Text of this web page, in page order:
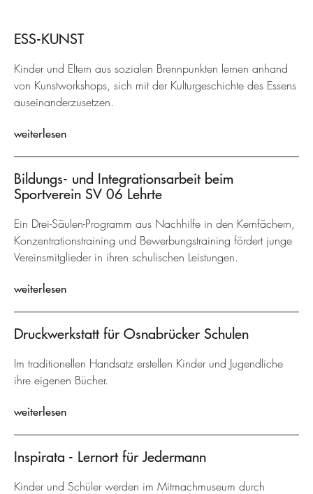
ESS-KUNST
Kinder und Eltern aus sozialen Brennpunkten lernen anhand
von Kunstworkshops, sich mit der Kulturgeschichte des Essens
auseinanderzusetzen.
weiterlesen
Bildungs- und Integrationsarbeit beim
Sportverein SV 06 Lehrte
Ein Drei-Säulen-Programm aus Nachhilfe in den Kernfächern,
Konzentrationstraining und Bewerbungstraining fördert junge
Vereinsmitglieder in ihren schulischen Leistungen.
weiterlesen
Druckwerkstatt für Osnabrücker Schulen
Im traditionellen Handsatz erstellen Kinder und Jugendliche
ihre eigenen Bücher.
weiterlesen
Inspirata - Lernort für Jedermann
Kinder und Schüler werden im Mitmachmuseum durch